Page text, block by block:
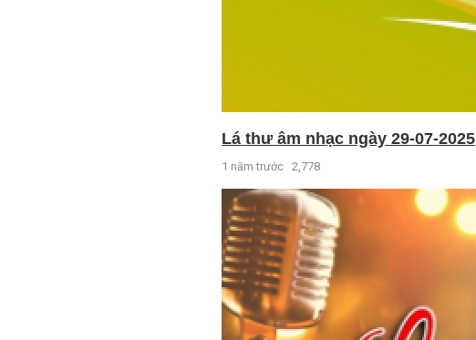
Lá thư âm nhạc ngày 29-07-2025
1 năm trước 2,778